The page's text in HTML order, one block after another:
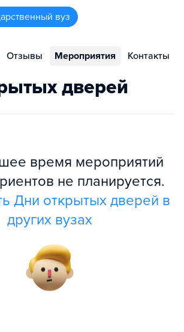
вуз
Отзывы Мероприятия Контакты
дверей
время мероприятий
не планируется.
Дни открытых дверей в
других вузах